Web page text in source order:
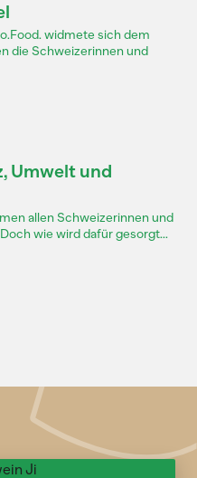
widmete sich dem
die Schweizerinnen und
Umwelt und
allen Schweizerinnen und
wie wird dafür gesorgt...